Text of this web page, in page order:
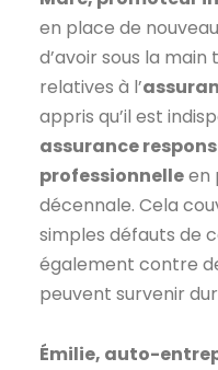
en place de
d’avoir sous la
relatives à l’
appris qu’il est
assurance
professionnelleen
décennale. Cela
simples défauts de
également contre
peuvent survenir
Émilie, auto-